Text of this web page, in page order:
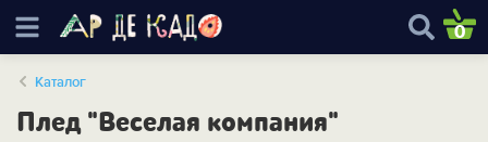
0
Каталог
Плед "Веселая компания"